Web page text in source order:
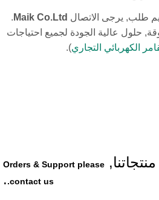
طلب, يرجى الاتصالMaik Co.Ltd
.
عالية الجودة لجميع احتياجات
الكهربائي التجاري ).
Orders & Support please
contact us.
.